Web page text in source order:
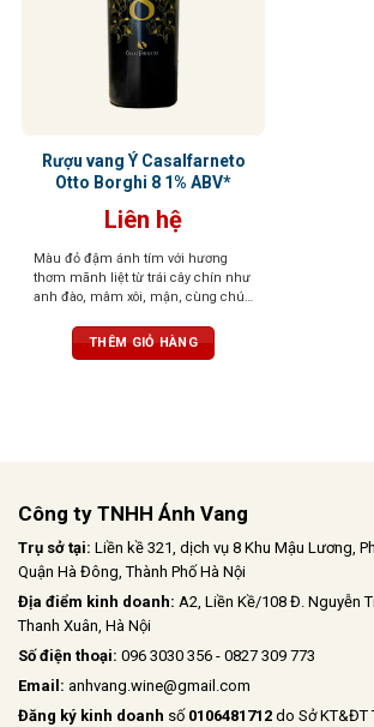
Rượu vang Ý Casalfarneto
Otto Borghi 8 1% ABV*
Liên hệ
Màu đỏ đậm ánh tím với hương
thơm mãnh liệt từ trái cây chín như
anh đào, mâm xôi, mận, cùng chút
cân bằng, tannin mềm, dư vị dễ
THÊM GIỎ HÀNG
Công ty TNHH Ánh Vang
Trụ sở tại: Liền kề 321, dịch vụ 8 Khu Mậu Lương,
Quận Hà Đông, Thành Phố Hà Nội
Địa điểm kinh doanh: A2, Liền Kề/108 Đ. Nguyễn
Thanh Xuân, Hà Nội
Số điện thoại: 096 3030 356 - 0827 309 773
Email: anhvang.wine@gmail.com
Đăng ký kinh doanh số 0106481712 do Sở KT&ĐT